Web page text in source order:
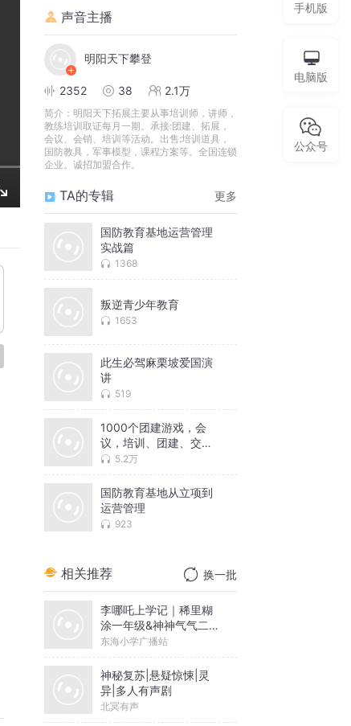
声音主播
明阳天下攀登
2352 38 2.1万
简介： 明阳天下拓展主要从事培训师，讲师，
教练培训取证每月一期。承接:团建、拓展，
会议、会销、培训等活动。出售:培训道具，
国防教具，军事模型，课程方案等。全国连锁
企业。诚招加盟合作。
TA的专辑 更多
国防教育基地运营管理
实战篇
1368
叛逆青少年教育
1653
此生必驾麻栗坡爱国演
讲
519
1000个团建游戏，会
议，培训、团建、交际
游戏大全
5.2万
国防教育基地从立项到
运营管理
923
相关推荐 换一批
李哪吒上学记｜稀里糊
涂一年级&神神气气二年
级
东海小学广播站
神秘复苏|悬疑惊悚|灵
异|多人有声剧
北冥有声
手机版
电脑版
公众号